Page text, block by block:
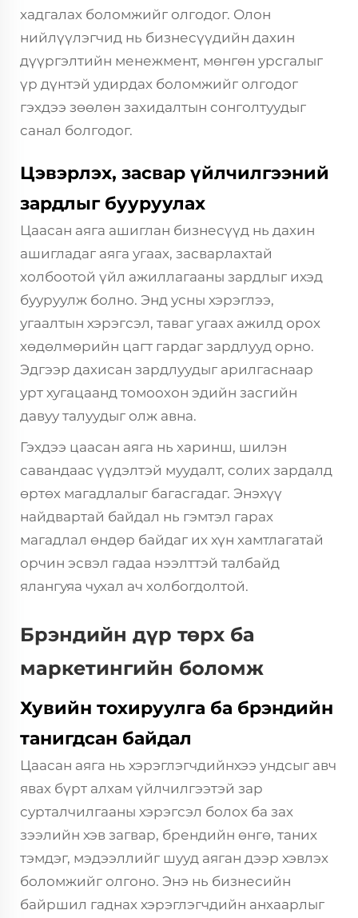
хадгалах боломжийг олгодог. Олон
нийлүүлэгчид нь бизнесүүдийн дахин
дүүргэлтийн менежмент, мөнгөн урсгалыг
үр дүнтэй удирдах боломжийг олгодог
гэхдээ зөөлөн захидалтын сонголтуудыг
санал болгодог.
Цэвэрлэх, засвар үйлчилгээний
зардлыг бууруулах
Цаасан аяга ашиглан бизнесүүд нь дахин
ашигладаг аяга угаах, засварлахтай
холбоотой үйл ажиллагааны зардлыг ихэд
бууруулж болно. Энд усны хэрэглээ,
угаалтын хэрэгсэл, таваг угаах ажилд орох
хөдөлмөрийн цагт гардаг зардлууд орно.
Эдгээр дахисан зардлуудыг арилгаснаар
урт хугацаанд томоохон эдийн засгийн
давуу талуудыг олж авна.
Гэхдээ цаасан аяга нь харинш, шилэн
савандаас үүдэлтэй муудалт, солих зардалд
өртөх магадлалыг багасгадаг. Энэхүү
найдвартай байдал нь гэмтэл гарах
магадлал өндөр байдаг их хүн хамтлагатай
орчин эсвэл гадаа нээлттэй талбайд
ялангуяа чухал ач холбогдолтой.
Брэндийн дүр төрх ба
маркетингийн боломж
Хувийн тохируулга ба брэндийн
танигдсан байдал
Цаасан аяга нь хэрэглэгчдийнхээ ундсыг авч
явах бүрт алхам үйлчилгээтэй зар
сурталчилгааны хэрэгсэл болох ба зах
зээлийн хэв загвар, брендийн өнгө, таних
тэмдэг, мэдээллийг шууд аяган дээр хэвлэх
боломжийг олгоно. Энэ нь бизнесийн
байршил гаднах хэрэглэгчдийн анхаарлыг